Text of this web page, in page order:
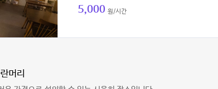
5,000 원/시간
머리